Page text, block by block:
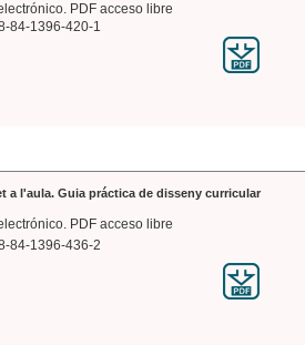
PDF acceso libre
84-1396-420-1
a l'aula. Guia práctica de disseny curricular
PDF acceso libre
84-1396-436-2